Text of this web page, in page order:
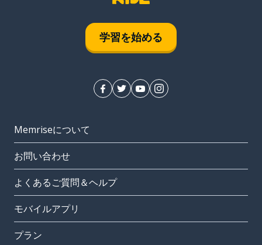
学習を始める
Memriseについて
お問い合わせ
よくあるご質問＆ヘルプ
モバイルアプリ
プラン